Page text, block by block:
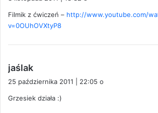
z
e
Filmik z ćwiczeń – http://www.youtube.com/
v=0OUhOVXtyP8
jaślak
z
25 października 2011 | 22:05 o
Grzesiek działa :)